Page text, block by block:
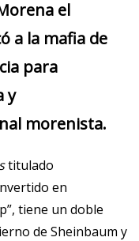
el
a la mafia de
para
y
morenista.
titulado
en
tiene un doble
de Sheinbaum y